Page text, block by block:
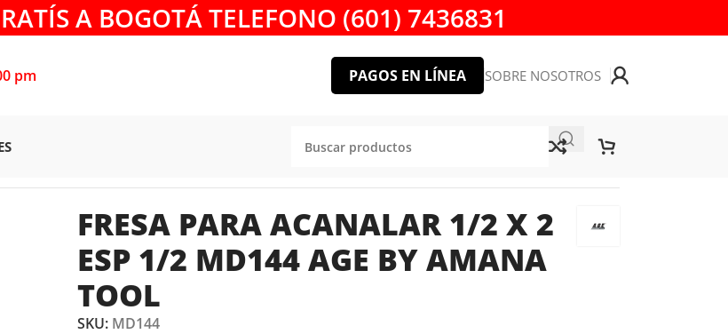
A BOGOTÁ TELEFONO (601) 7436831
pm PAGOS EN LÍNEA SOBRE NOSOTROS
FRESA PARA ACANALAR 1/2 X 2
ESP 1/2 MD144 AGE BY AMANA
TOOL
SKU: MD144